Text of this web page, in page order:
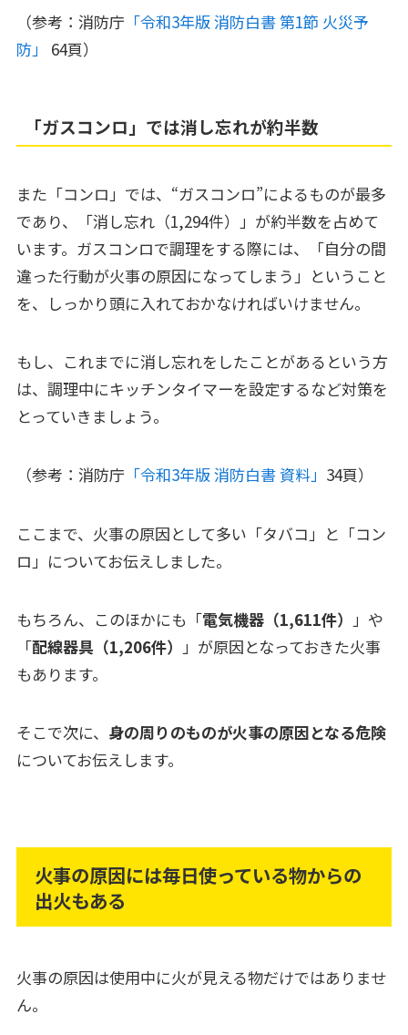
（参考：消防庁 「令和3年版 消防白書 第1節 火災予
防」
64頁）
「ガスコンロ」では消し忘れが約半数
また「コンロ」では、“ガスコンロ”によるものが最多
であり、「消し忘れ（1,294件）」が約半数を占めて
います。ガスコンロで調理をする際には、「自分の間
違った行動が火事の原因になってしまう」ということ
を、しっかり頭に入れておかなければいけません。
もし、これまでに消し忘れをしたことがあるという方
は、調理中にキッチンタイマーを設定するなど対策を
とっていきましょう。
（参考：消防庁 「令和3年版 消防白書 資料」 34頁）
ここまで、火事の原因として多い「タバコ」と「コン
ロ」についてお伝えしました。
もちろん、このほかにも「電気機器（1,611件） 」や
「配線器具（1,206件） 」が原因となっておきた火事
もあります。
そこで次に、 身の周りのものが火事の原因となる危険
についてお伝えします。
火事の原因には毎日使っている物からの
出火もある
火事の原因は使用中に火が見える物だけではありませ
ん。